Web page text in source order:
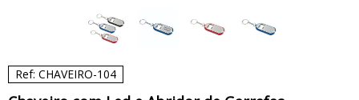
Ref: CHAVEIRO-104